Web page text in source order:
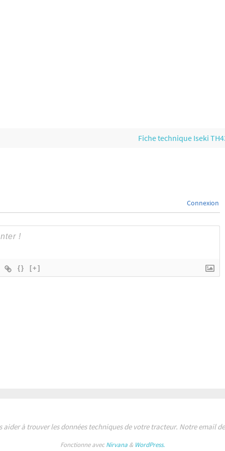
Fiche technique Iseki
Connexion
{} [+]
à trouver les données techniques de votre tracteur. Notre email
Fonctionne avecNirvana & WordPress.